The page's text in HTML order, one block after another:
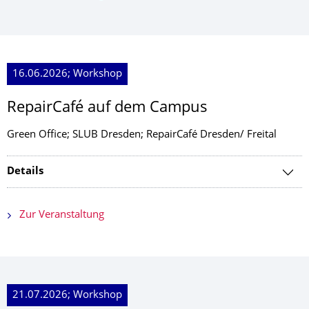
16.06.2026; Workshop
RepairCafé auf dem Campus
Green Office; SLUB Dresden; RepairCafé Dresden/ Freital
Details
Zur Veranstaltung
21.07.2026; Workshop